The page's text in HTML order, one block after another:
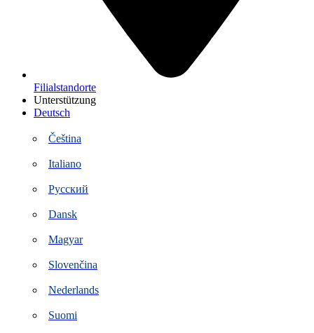
Filialstandorte
Unterstützung
Deutsch
Čeština
Italiano
Русский
Dansk
Magyar
Slovenčina
Nederlands
Suomi